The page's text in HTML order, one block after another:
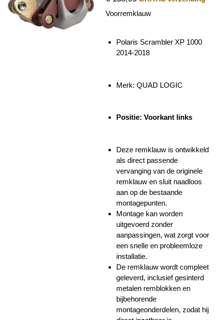
Voorremklauw
Polaris Scrambler XP 1000
2014-2018
Merk: QUAD LOGIC
Positie: Voorkant links
Deze remklauw is ontwikkeld
als direct passende
vervanging van de originele
remklauw en sluit naadloos
aan op de bestaande
montagepunten.
Montage kan worden
uitgevoerd zonder
aanpassingen, wat zorgt voor
een snelle en probleemloze
installatie.
De remklauw wordt compleet
geleverd, inclusief gesinterd
metalen remblokken en
bijbehorende
montageonderdelen, zodat hij